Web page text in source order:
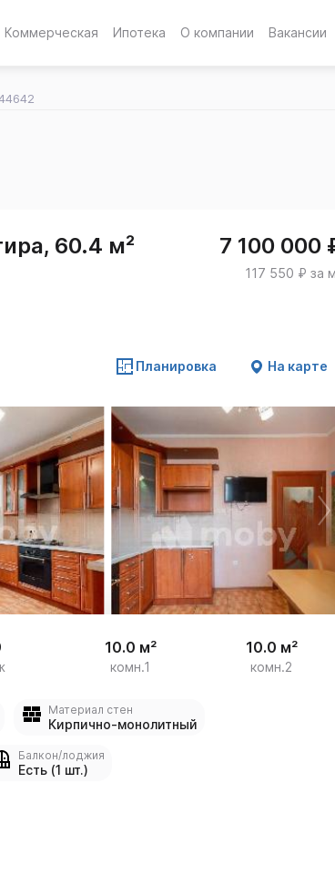
Коммерческая Ипотека О компании Вакансии
60.4 м² 7 100 000
117 550 ₽ за
Планировка На карте
13
10.0 м²
комн.1
10.0 м²
комн.2
Материал стен
Кирпично-монолитный
Балкон/лоджия
Есть (1 шт.)